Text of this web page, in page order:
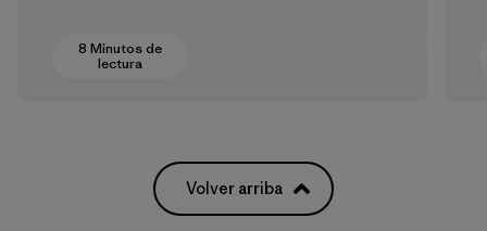
8 Minutos de
lectura
Volver arriba